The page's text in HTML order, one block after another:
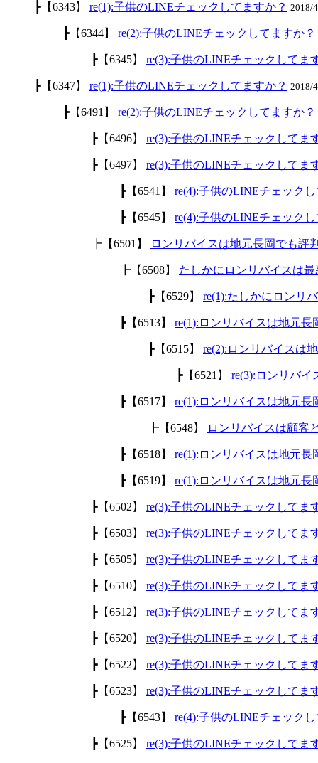
┣【6343】 re(1):子供のLINEチェックしてますか？ 2018/
┣【6344】 re(2):子供のLINEチェックしてますか？
┣【6345】 re(3):子供のLINEチェックしてま
┣【6347】 re(1):子供のLINEチェックしてますか？ 2018/
┣【6491】 re(2):子供のLINEチェックしてますか？
┣【6496】 re(3):子供のLINEチェックしてま
┣【6497】 re(3):子供のLINEチェックしてま
┣【6541】 re(4):子供のLINEチェック
┣【6545】 re(4):子供のLINEチェック
┣【6501】 ロンリバイスは地元長岡でも評
┣【6508】 たしかにロンリバイスは
┣【6529】 re(1):たしかにロンリ
┣【6513】 re(1):ロンリバイスは地元
┣【6515】 re(2):ロンリバイスは
┣【6521】 re(3):ロンリバ
┣【6517】 re(1):ロンリバイスは地元
┣【6548】 ロンリバイスは顧客
┣【6518】 re(1):ロンリバイスは地元
┣【6519】 re(1):ロンリバイスは地元
┣【6502】 re(3):子供のLINEチェックしてま
┣【6503】 re(3):子供のLINEチェックしてま
┣【6505】 re(3):子供のLINEチェックしてま
┣【6510】 re(3):子供のLINEチェックしてま
┣【6512】 re(3):子供のLINEチェックしてま
┣【6520】 re(3):子供のLINEチェックしてま
┣【6522】 re(3):子供のLINEチェックしてま
┣【6523】 re(3):子供のLINEチェックしてま
┣【6543】 re(4):子供のLINEチェック
┣【6525】 re(3):子供のLINEチェックしてま